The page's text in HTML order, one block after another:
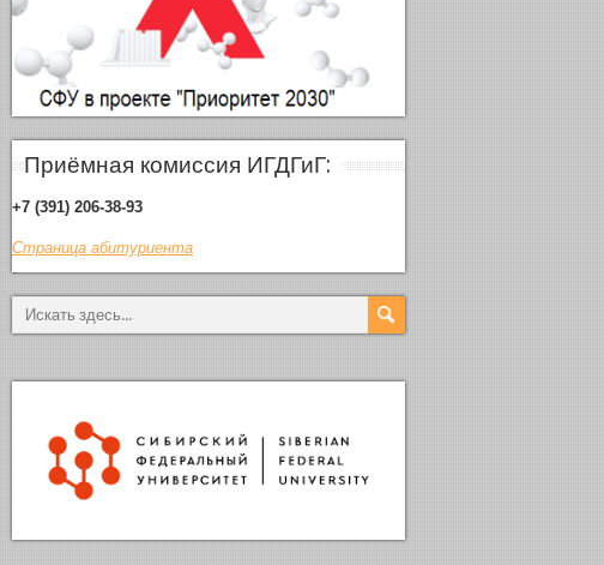
Приёмная комиссия ИГДГиГ:
+7 (391) 206-38-93
Страница абитуриента
.